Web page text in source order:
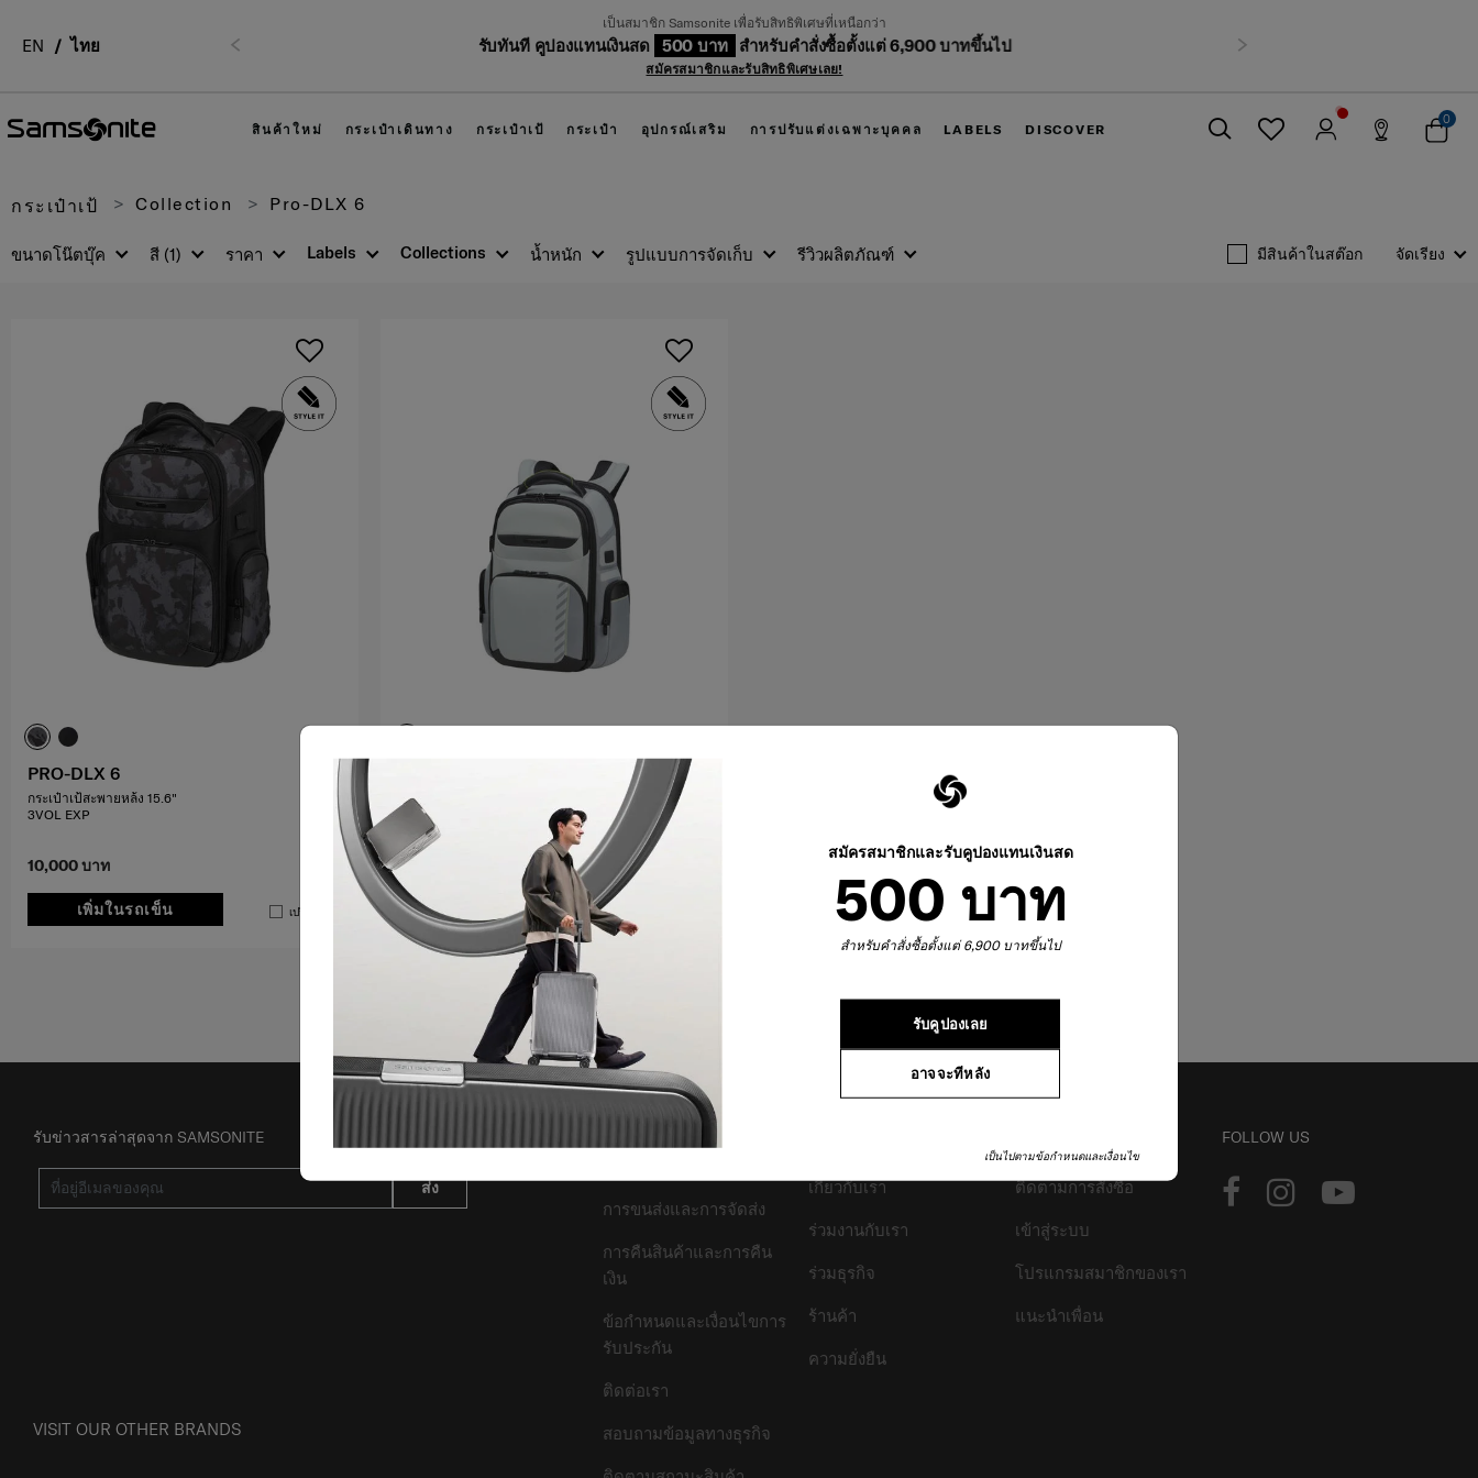
สมัครสมาชิกและรับคูปองแทนเงินสด
500 บาท
สำหรับคำสั่งซื้อตั้งแต่ 6,900 บาทขึ้นไป
รับคูปองเลย
อาจจะทีหลัง
เป็นไปตามข้อกำหนดและเงื่อนไข
EN ไทย
เป็นสมาชิก Samsonite เพื่อรับสิทธิพิเศษที่เหนือกว่า
รับทันที คูปองแทนเงินสด 500 บาท สำหรับคำสั่งซื้อตั้งแต่ 6,900 บาทขึ้นไป
สมัครสมาชิกและรับสิทธิพิเศษเลย!
สินค้าใหม่ กระเป๋าเดินทาง กระเป๋าเป้ กระเป๋า อุปกรณ์เสริม การปรับแต่งเฉพาะบุคคล LABELS DISCOVER
0
กระเป๋าเป้ Collection Pro-DLX 6
สี (1) ราคา Labels Collections น้ำหนัก รูปแบบการจัดเก็บ รีวิวผลิตภัณฑ์
ขนาดโน๊ตบุ๊ค มีสินค้าในสต๊อก จัดเรียง
10,000 บาท
เพิ่มในรถเข็น เปรียบเทียบ
PRO-DLX 6
กระเป๋าเป้สะพายหล้ง 15.6"
3VOL EXP
10,000 บาท
แจ้งเตือน
BACKPACK 15.6"3V EXP
COOL
5.0
รับข่าวสารล่าสุดจาก SAMSONITE
ส่ง
VISIT OUR OTHER BRANDS
สนับสนุน/คำถามที่พบ
การขนส่งและการจัดส่ง
การคืนสินค้าและการคืน
เงิน
ข้อกำหนดและเงื่อนไขการ
รับประกัน
ติดต่อเรา
สอบถามข้อมูลทางธุรกิจ
เกี่ยวกับเรา
ร่วมงานกับเรา
ร่วมธุรกิจ
ร้านค้า
ความยั่งยืน
ติดตามการสั่งซื้อ
เข้าสู่ระบบ
โปรแกรมสมาชิกของเรา
แนะนำเพื่อน
FOLLOW US